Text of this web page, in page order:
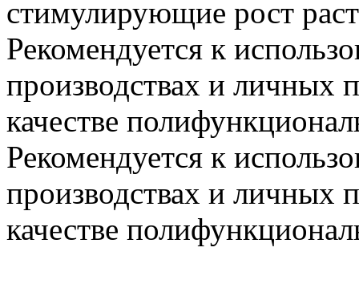
стимулирующие рост
Рекомендуется к
производствах и личных
качестве
Рекомендуется к
производствах и личных
качестве